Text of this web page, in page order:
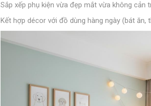
Sắp xếp phụ kiện vừa đẹp mắt vừa không cản
Kết hợp décor với đồ dùng hàng ngày (bát ăn,